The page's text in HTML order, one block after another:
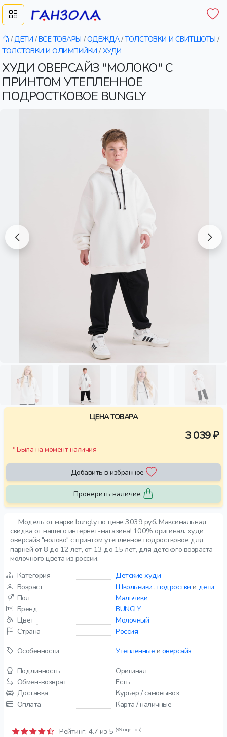
/ДЕТИ /ВСЕ ТОВАРЫ /ОДЕЖДА/ТОЛСТОВКИ И СВИТШОТЫ /
ТОЛСТОВКИ И ОЛИМПИЙКИ / ХУДИ
ХУДИ ОВЕРСАЙЗ "МОЛОКО" С
ПРИНТОМ УТЕПЛЕННОЕ
ПОДРОСТКОВОЕ BUNGLY
Модель от марки bungly по цене 3039 руб. Максимальная
скидка от нашего интернет-магазина! 100% оригинал. худи
оверсайз "молоко" с принтом утепленное подростковое для
парней от 8 до 12 лет, от 13 до 15 лет, для детского возраста
молочного цвета из россии.
Категория
Детские худи
Возраст
Школьники ,подростки и дети
Пол
Мальчики
Бренд
BUNGLY
Цвет
Молочный
Страна
Россия
Особенности
Утепленные и оверсайз
Подлинность
Оригинал
Обмен-возврат
Есть
Доставка
Курьер / самовывоз
Оплата
Карта / наличные
Рейтинг: 4.7 из 5 (99 оценок)
ЦЕНА ТОВАРА
3 039 ₽
* Была на момент наличия
Добавить в избранное
Проверить наличие